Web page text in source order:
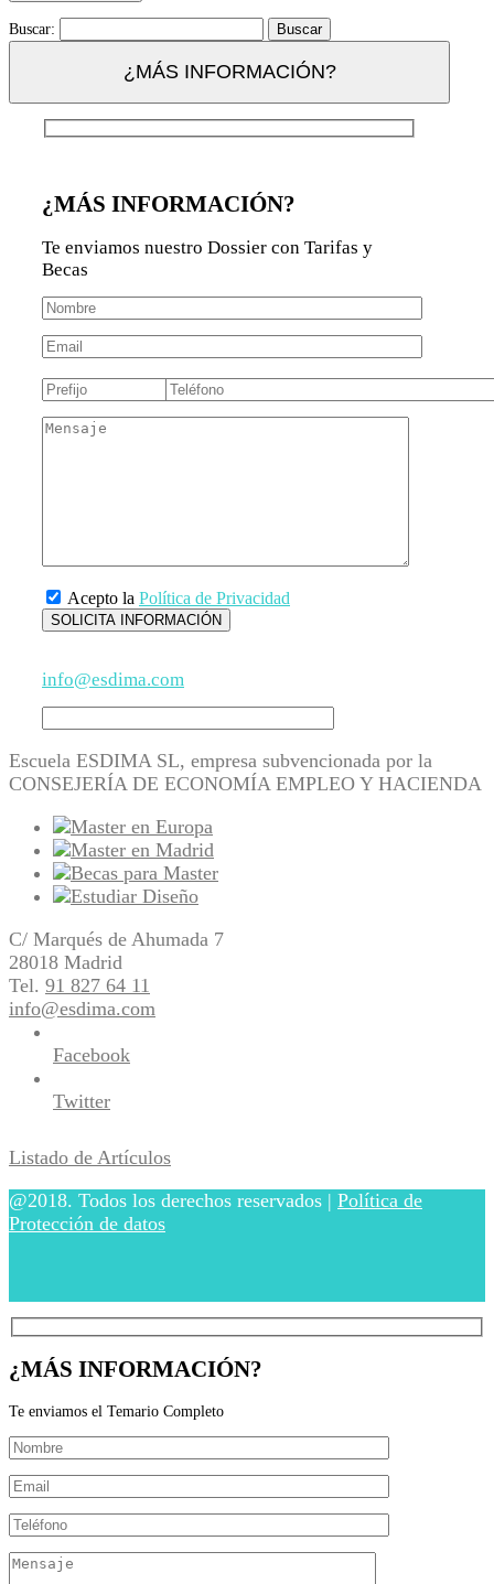
Buscar:
¿MÁS INFORMACIÓN?
¿MÁS INFORMACIÓN?
Te enviamos nuestro Dossier con Tarifas y
Becas
Acepto la Política de Privacidad
info@esdima.com
Escuela ESDIMA SL, empresa subvencionada por la
CONSEJERÍA DE ECONOMÍA EMPLEO Y HACIENDA
C/ Marqués de Ahumada 7
28018 Madrid
Tel. 91 827 64 11
info@esdima.com
Facebook
Twitter
Listado de Artículos
@2018. Todos los derechos reservados | Política de
Protección de datos
¿MÁS INFORMACIÓN?
Te enviamos el Temario Completo